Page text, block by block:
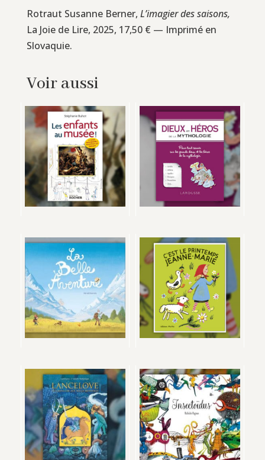
Rotraut Susanne Berner, L’imagier des saisons,
La Joie de Lire, 2025, 17,50 € — Imprimé en
Slovaquie.
Voir aussi